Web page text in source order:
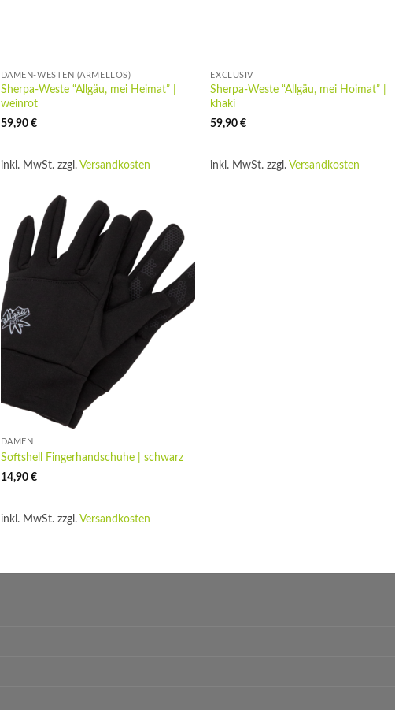
DAMEN-WESTEN (ÄRMELLOS)
Sherpa-Weste “Allgäu, mei Heimat” |
weinrot
59,90 €
inkl. MwSt. zzgl. Versandkosten
EXCLUSIV
Sherpa-Weste “Allgäu, mei Hoimat” |
khaki
59,90€
inkl. MwSt. zzgl.Versandkosten
DAMEN
Softshell Fingerhandschuhe | schwarz
14,90 €
inkl. MwSt. zzgl. Versandkosten